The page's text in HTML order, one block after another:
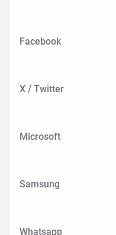
Facebook
X / Twitter
Microsoft
Samsung
Whatsapp